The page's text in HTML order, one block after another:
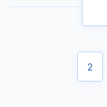
2